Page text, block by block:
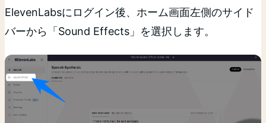
ElevenLabsにログイン後、ホーム画面左側のサイド
バーから「Sound Effects」を選択します。